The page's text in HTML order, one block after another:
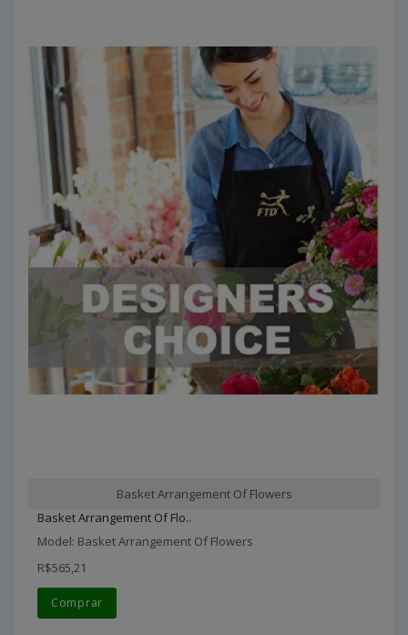
Basket Arrangement Of Flowers
Basket Arrangement Of Flo..
Model: Basket Arrangement Of Flowers
R$565,21
Comprar